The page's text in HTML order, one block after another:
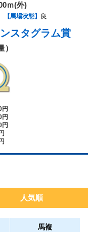
ｍ(外)
【馬場状態】 良
スタグラム賞
円
円
円
人気順
馬複